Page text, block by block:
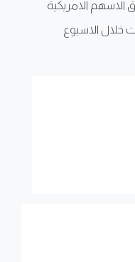
الاسهم الامريكية
خلال الاسبوع